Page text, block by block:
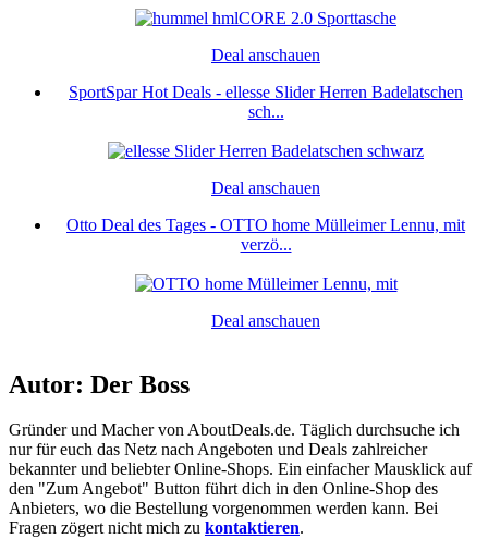
Deal anschauen
SportSpar Hot Deals - ellesse Slider Herren Badelatschen
sch...
Deal anschauen
Otto Deal des Tages - OTTO home Mülleimer Lennu, mit
verzö...
Deal anschauen
Autor: Der Boss
Gründer und Macher von AboutDeals.de. Täglich durchsuche ich
nur für euch das Netz nach Angeboten und Deals zahlreicher
bekannter und beliebter Online-Shops. Ein einfacher Mausklick auf
den "Zum Angebot" Button führt dich in den Online-Shop des
Anbieters, wo die Bestellung vorgenommen werden kann. Bei
Fragen zögert nicht mich zu kontaktieren.